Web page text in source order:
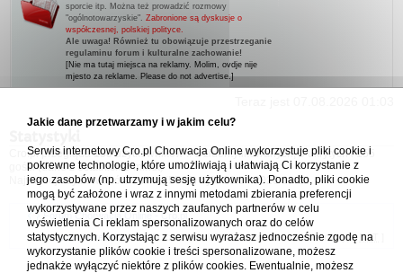
sporcie itp. Można też prowadzić rozmowy
"ogólnotowarzyskie". Zabronione są dyskusje o
współczesnej, polskiej polityce.
Ale uwaga! Również tu obowiązuje przestrzeganie
regulaminu forum i kulturalne zachowanie!
[Nie ma tutaj miejsca na reklamy. Molim, ovdje nije
mjesto za reklame. Please do not advertise.]
Cro.pl przegląda158użytkowników :: 3 zidentyfikowanych, 0 ukrytych i 155
gości (dane z ostatnich 3 minut)
Najwięcej użytkowników online ( 5542) było 21.04.2026 01:12
Forum Chorwacja Online - Cro.pl
Usuń ciasteczka• Strefa czasowa: UTC + 1 (Polska - czas zimowy) [ DST
Jakie dane przetwarzamy i w jakim celu?
Serwis internetowy Cro.pl Chorwacja Online wykorzystuje pliki cookie i
pokrewne technologie, które umożliwiają i ułatwiają Ci korzystanie z
jego zasobów (np. utrzymują sesję użytkownika). Ponadto, pliki cookie
mogą być założone i wraz z innymi metodami zbierania preferencji
wykorzystywane przez naszych zaufanych partnerów w celu
wyświetlenia Ci reklam spersonalizowanych oraz do celów
statystycznych. Korzystając z serwisu wyrażasz jednocześnie zgodę na
wykorzystanie plików cookie i treści spersonalizowane, możesz
jednakże wyłączyć niektóre z plików cookies. Ewentualnie, możesz